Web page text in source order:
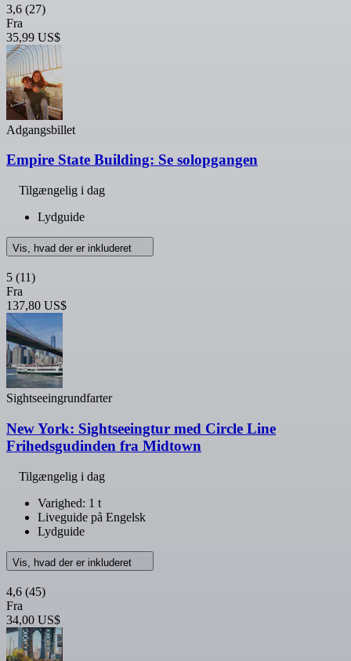
3,6 (27)
Fra
35,99 US$
Adgangsbillet
Empire State Building: Se solopgangen
Tilgængelig i dag
Lydguide
Vis, hvad der er inkluderet
5 (11)
Fra
137,80 US$
Sightseeingrundfarter
New York: Sightseeingtur med Circle Line
Frihedsgudinden fra Midtown
Tilgængelig i dag
Varighed: 1 t
Liveguide på Engelsk
Lydguide
Vis, hvad der er inkluderet
4,6 (45)
Fra
34,00 US$